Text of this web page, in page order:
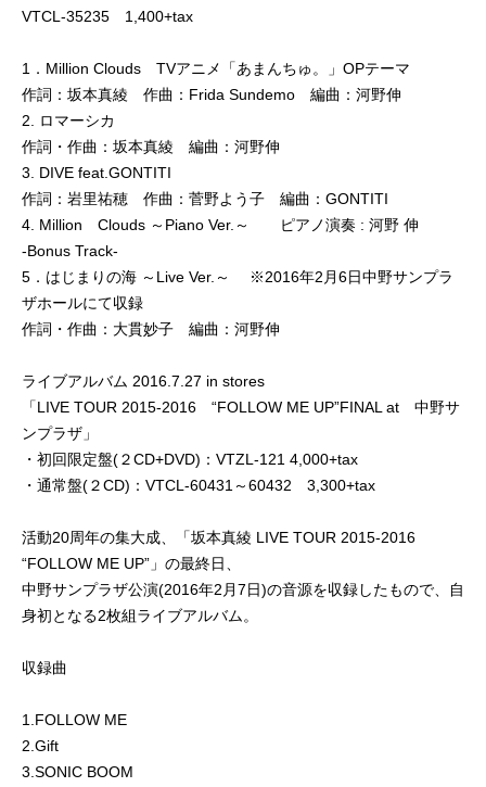
VTCL-35235 1,400+tax
1．Million Clouds TVアニメ「あまんちゅ。」OPテーマ
作詞：坂本真綾 作曲：Frida Sundemo 編曲：河野伸
2. ロマーシカ
作詞・作曲：坂本真綾 編曲：河野伸
3. DIVE feat.GONTITI
作詞：岩里祐穂 作曲：菅野よう子 編曲：GONTITI
4. Million Clouds ～Piano Ver.～ ピアノ演奏 : 河野 伸
-Bonus Track-
5．はじまりの海 ～Live Ver.～ ※2016年2月6日中野サンプラ
ザホールにて収録
作詞・作曲：大貫妙子 編曲：河野伸
ライブアルバム 2016.7.27 in stores
「LIVE TOUR 2015-2016 “FOLLOW ME UP”FINAL at 中野サ
ンプラザ」
・初回限定盤(２CD+DVD)：VTZL-121 4,000+tax
・通常盤(２CD)：VTCL-60431～60432 3,300+tax
活動20周年の集大成、「坂本真綾 LIVE TOUR 2015-2016
“FOLLOW ME UP”」の最終日、
中野サンプラザ公演(2016年2月7日)の音源を収録したもので、自
身初となる2枚組ライブアルバム。
収録曲
1.FOLLOW ME
2.Gift
3.SONIC BOOM